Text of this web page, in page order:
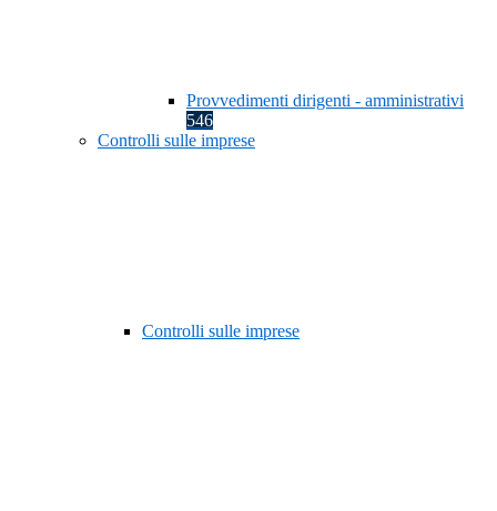
Provvedimenti dirigenti - amministrativi
546
Controlli sulle imprese
Controlli sulle imprese